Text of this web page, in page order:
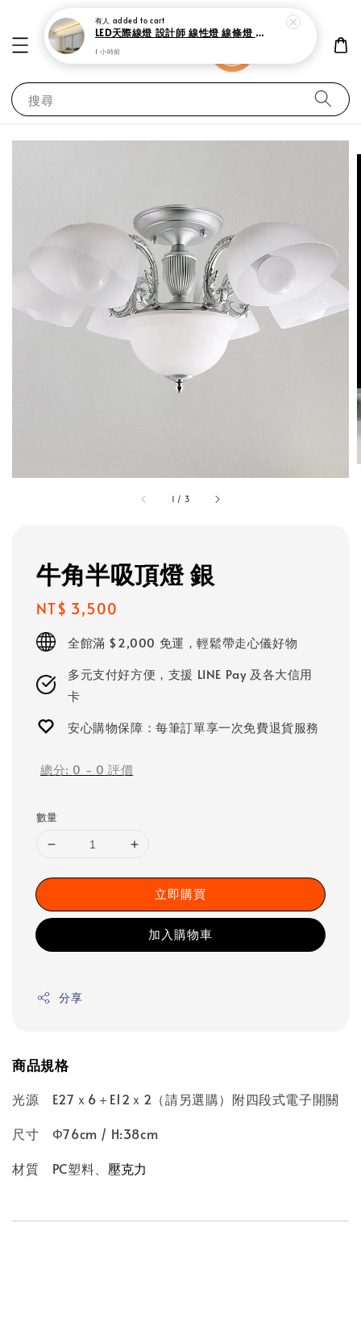
搜尋
1 / 3
牛角半吸頂燈 銀
Regular
price
NT$ 3,500
全館滿 $2,000 免運，輕鬆帶走心儀好物
多元支付好方便，支援 LINE Pay 及各大信用
卡
安心購物保障：每筆訂單享一次免費退貨服務
總分: 0 - 0 評價
數量
立即購買
加入購物車
分享
商品規格
光源 E27ｘ6＋E12ｘ2（請另選購）附四段式電子開關
尺寸 Φ76cm / H:38cm
材質 PC塑料、
壓克力
有人 added to cart
LED天際線燈 設計師 線性燈 線條燈 鋼帶燈
1 小時前